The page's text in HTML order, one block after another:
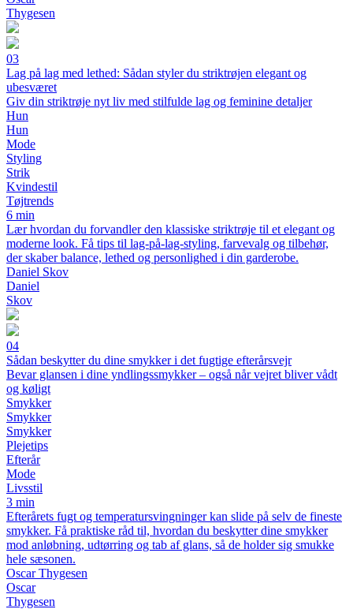
Thygesen
03
Lag på lag med lethed: Sådan styler du striktrøjen elegant og
ubesværet
Giv din striktrøje nyt liv med stilfulde lag og feminine detaljer
Hun
Hun
Mode
Styling
Strik
Kvindestil
Tøjtrends
6 min
Lær hvordan du forvandler den klassiske striktrøje til et elegant og
moderne look. Få tips til lag-på-lag-styling, farvevalg og tilbehør,
der skaber balance, lethed og personlighed i din garderobe.
Daniel Skov
Daniel
Skov
04
Sådan beskytter du dine smykker i det fugtige efterårsvejr
Bevar glansen i dine yndlingssmykker – også når vejret bliver vådt
og køligt
Smykker
Smykker
Smykker
Plejetips
Efterår
Mode
Livsstil
3 min
Efterårets fugt og temperatursvingninger kan slide på selv de fineste
smykker. Få praktiske råd til, hvordan du beskytter dine smykker
mod anløbning, udtørring og tab af glans, så de holder sig smukke
hele sæsonen.
Oscar Thygesen
Oscar
Thygesen